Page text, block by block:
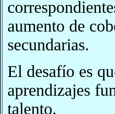
aumento de
secundarias.
El desafío es
aprendizajes
talento.